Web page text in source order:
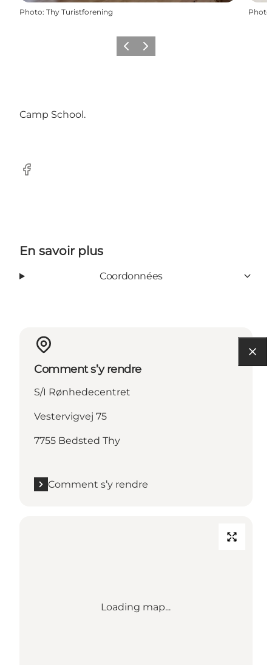
Photo: Thy Turistforening Photo
PrécédentSuivant
Camp School.
Facebook
En savoir plus
Coordonnées
Comment s’y rendre
S/I Rønhedecentret
Vestervigvej 75
7755 Bedsted Thy
Comment s’y rendre
Loading map...